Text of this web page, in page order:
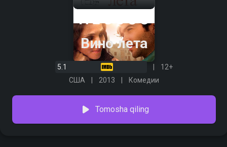
Вино лета
5.1
12+
США
2013 Комедии
Tomosha qiling